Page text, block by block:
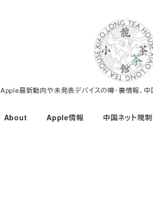
Apple最新動向や未発表デバイスの噂・裏情報、
About Apple情報 中国ネット規